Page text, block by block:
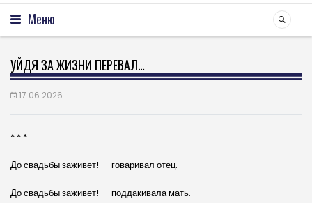
Меню
УЙДЯ ЗА ЖИЗНИ ПЕРЕВАЛ…
17.06.2026
* * *
До свадьбы заживет! — говаривал отец.
До свадьбы заживет! — поддакивала мать.